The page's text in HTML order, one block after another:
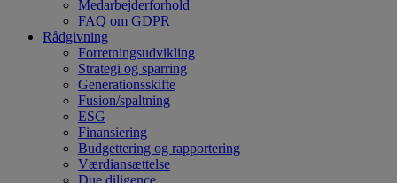
Medarbejderforhold
FAQ om GDPR
Rådgivning
Forretningsudvikling
Strategi og sparring
Generationsskifte
Fusion/spaltning
ESG
Finansiering
Budgettering og rapportering
Værdiansættelse
Due diligence